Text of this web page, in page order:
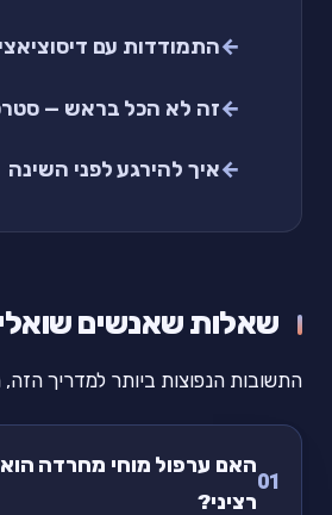
התמודדות עם
זה לא הכל בראש —
איך להירגע לפני השינה
שאלות שאנשים
התשובות הנפוצות ביותר למדריך הזה,
01
האם ערפול מוחי מחרדה
רציני?